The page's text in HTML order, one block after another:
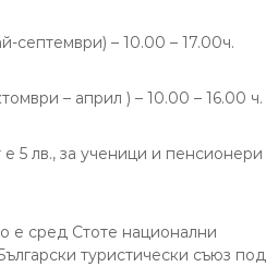
септември) – 10.00 – 17.00ч.
– април ) – 10.00 – 16.00 ч.
5 лв., за ученици и пенсионери
е сред Стоте национални
туристически съюз под